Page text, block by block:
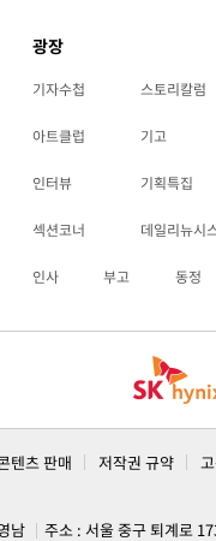
광장
기자수첩 스토리칼럼
아트클럽 기고
인터뷰 기획특집
섹션코너 데일리뉴시
인사 부고 동정
텐츠 판매 저작권 규약
남 주소 : 서울 중구 퇴계로